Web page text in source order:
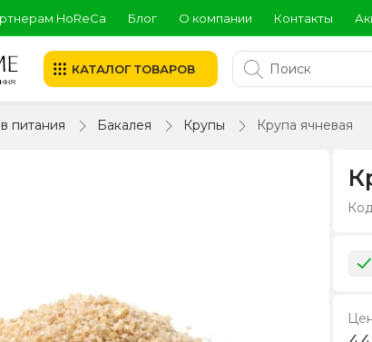
HoReCa Блог О компании Контакты
КАТАЛОГ ТОВАРОВ
питания Бакалея Крупы Крупа ячневая